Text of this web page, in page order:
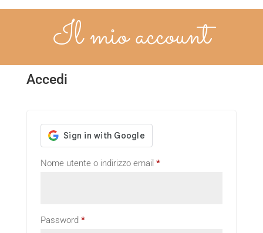
Il mio account
Accedi
Nome utente o indirizzo email *Richiesto
Password *Richiesto